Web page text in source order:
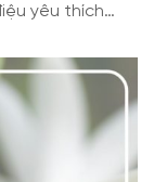
yêu thích
cổ điển cùng
sẽ là […]